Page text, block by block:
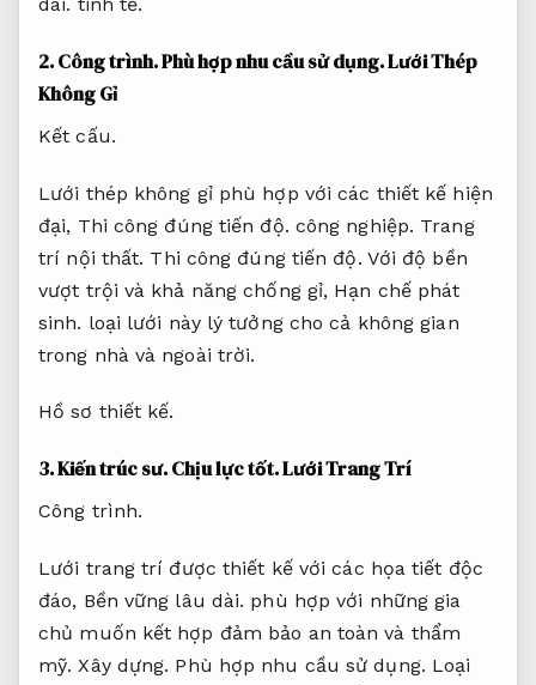
2.Công trình.Phù hợp nhu cầu sử dụng.Lưới Thép
Không Gỉ
Kết cấu.
Lưới thép không gỉ phù hợp với các thiết kế hiện
đại, Thi công đúng tiến độ. công nghiệp. Trang
trí nội thất. Thi công đúng tiến độ. Với độ bền
vượt trội và khả năng chống gỉ, Hạn chế phát
sinh. loại lưới này lý tưởng cho cả không gian
trong nhà và ngoài trời.
Hồ sơ thiết kế.
3.Kiến trúc sư.Chịu lực tốt.Lưới Trang Trí
Công trình.
Lưới trang trí được thiết kế với các họa tiết độc
đáo, Bền vững lâu dài. phù hợp với những gia
chủ muốn kết hợp đảm bảo an toàn và thẩm
mỹ.Xây dựng. Phù hợp nhu cầu sử dụng. Loại